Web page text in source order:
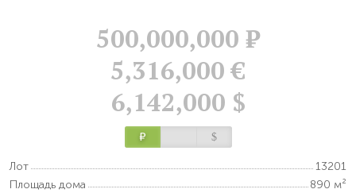
500,000,000 Р
5,316,000 €
6,142,000 $
Р $
Лот
13201
Площадь дома
890 м²